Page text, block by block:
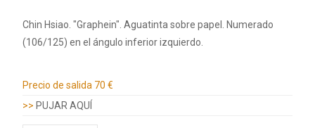
Chin Hsiao. "Graphein". Aguatinta sobre papel. Numerado
(106/125) en el ángulo inferior izquierdo.
Precio de salida 70 €
>> PUJAR AQUÍ